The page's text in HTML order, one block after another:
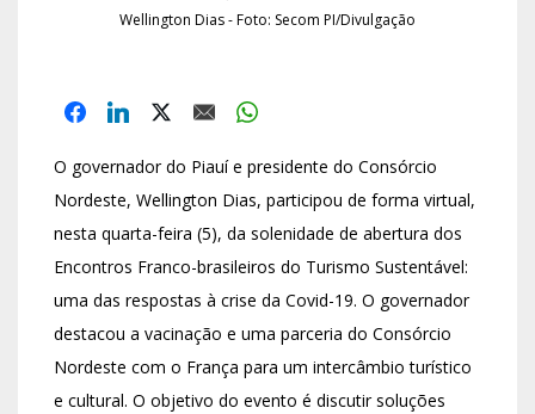
Wellington Dias - Foto: Secom PI/Divulgação
O governador do Piauí e presidente do Consórcio
Nordeste, Wellington Dias, participou de forma virtual,
nesta quarta-feira (5), da solenidade de abertura dos
Encontros Franco-brasileiros do Turismo Sustentável:
uma das respostas à crise da Covid-19. O governador
destacou a vacinação e uma parceria do Consórcio
Nordeste com o França para um intercâmbio turístico
e cultural. O objetivo do evento é discutir soluções